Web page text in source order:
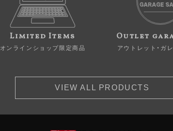
Limited Items
オンラインショップ限定商品
Outlet
アウトレット・ガ
VIEW ALL PRODUCTS